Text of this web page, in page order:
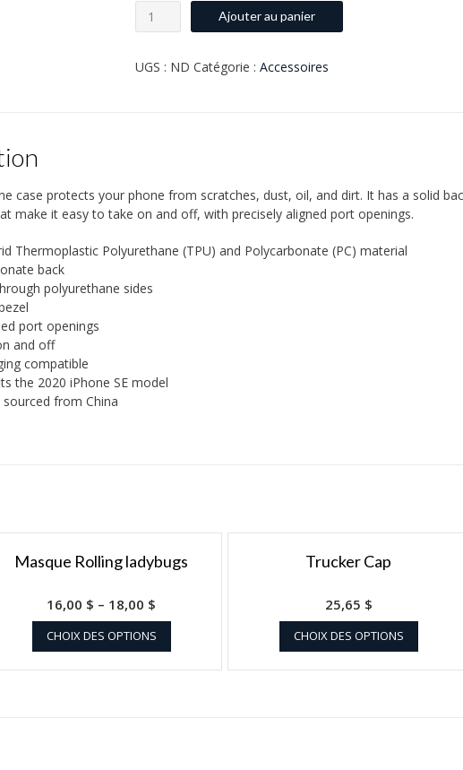
quantité
de
White
Ajouter au panier
UGS : ND Catégorie : Accessoires
case protects your phone from scratches, dust, oil, and dirt. It has a solid
make it easy to take on and off, with precisely aligned port openings.
Thermoplastic Polyurethane (TPU) and Polycarbonate (PC) material
back
polyurethane sides
port openings
and off
compatible
the 2020 iPhone SE model
sourced from China
Masque Rolling ladybugs
16,00 $ – 18,00 $
CHOIX DES OPTIONS
Trucker Cap
25,65 $
CHOIX DES OPTIONS